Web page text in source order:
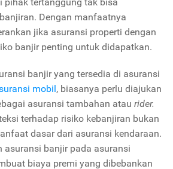
Dengan manfaatnya
jika asuransi properti dengan
banjir penting untuk didapatkan.
banjir yang tersedia di asuransi
mobil, biasanya perlu diajukan
asuransi tambahan atau rider.
terhadap risiko kebanjiran bukan
dasar dari asuransi kendaraan.
asuransi banjir pada asuransi
biaya premi yang dibebankan